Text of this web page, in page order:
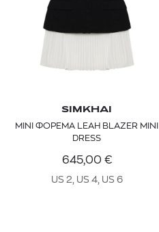
SIMKHAI
ΜΙΝΙ ΦΟΡΕΜΑ LEAH BLAZER MINI
DRESS
645,00 €
US 2, US 4, US 6